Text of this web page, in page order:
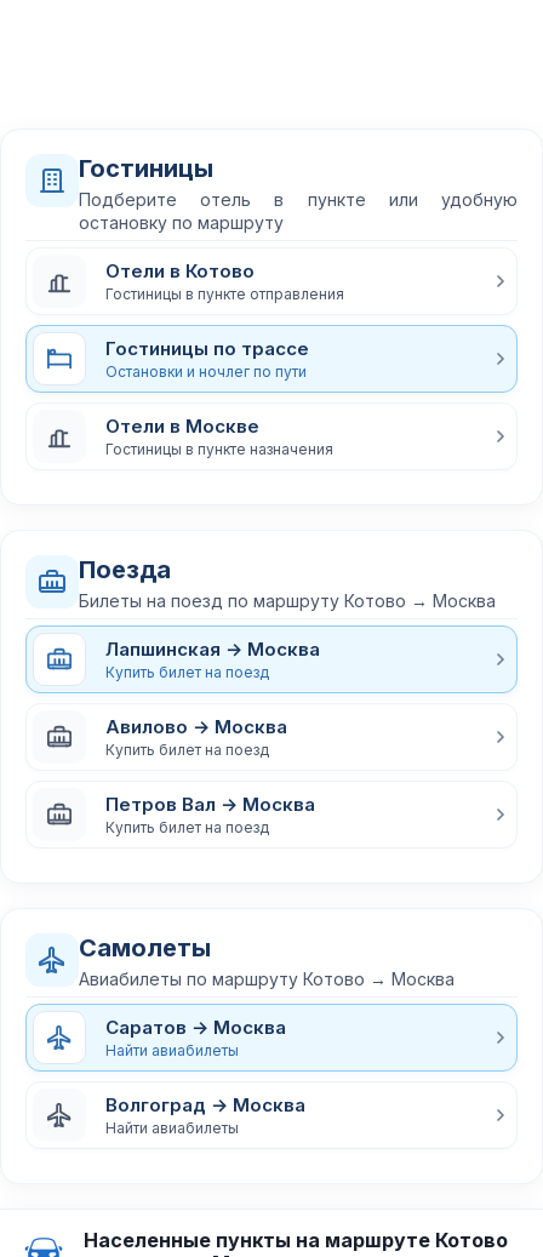
Гостиницы
Подберите отель в пункте или удобную
остановку по маршруту
Отели в Котово
Гостиницы в пункте отправления
Гостиницы по трассе
Остановки и ночлег по пути
Отели в Москве
Гостиницы в пункте назначения
Поезда
Билеты на поезд по маршруту Котово → Москва
Лапшинская → Москва
Купить билет на поезд
Авилово → Москва
Купить билет на поезд
Петров Вал → Москва
Купить билет на поезд
Самолеты
Авиабилеты по маршруту Котово → Москва
Саратов → Москва
Найти авиабилеты
Волгоград → Москва
Найти авиабилеты
Населенные пункты на маршруте Котово